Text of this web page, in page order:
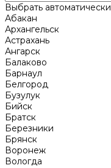
Выбрать автоматически
Абакан
Архангельск
Астрахань
Ангарск
Балаково
Барнаул
Белгород
Бузулук
Бийск
Братск
Березники
Брянск
Воронеж
Вологда